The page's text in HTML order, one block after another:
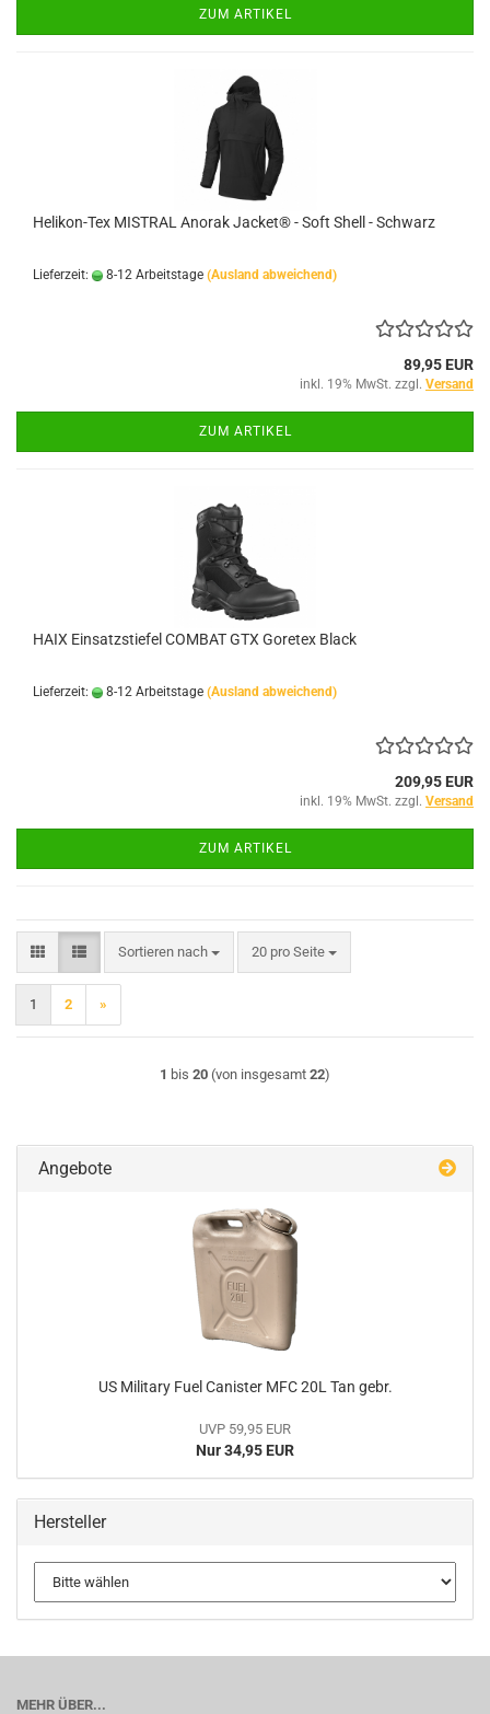
ZUM ARTIKEL
Helikon-Tex MISTRAL Anorak Jacket® - Soft Shell - Schwarz
Lieferzeit: 8-12 Arbeitstage (Ausland abweichend)
89,95 EUR
inkl. 19% MwSt. zzgl. Versand
ZUM ARTIKEL
HAIX Einsatzstiefel COMBAT GTX Goretex Black
Lieferzeit: 8-12 Arbeitstage (Ausland abweichend)
209,95 EUR
inkl. 19% MwSt. zzgl. Versand
ZUM ARTIKEL
Sortieren nach
Sortieren nach 20 pro Seite
pro Seite
1 2 »
1 bis 20 (von insgesamt 22)
Angebote
US Military Fuel Canister MFC 20L Tan gebr.
UVP 59,95 EUR
Nur 34,95 EUR
Hersteller
MEHR ÜBER...